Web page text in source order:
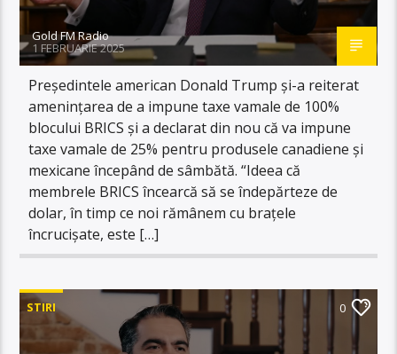
Gold FM Radio
1 FEBRUARIE 2025
Preşedintele american Donald Trump şi-a reiterat
ameninţarea de a impune taxe vamale de 100%
blocului BRICS şi a declarat din nou că va impune
taxe vamale de 25% pentru produsele canadiene şi
mexicane începând de sâmbătă. “Ideea că
membrele BRICS încearcă să se îndepărteze de
dolar, în timp ce noi rămânem cu braţele
încrucişate, este […]
STIRI 0